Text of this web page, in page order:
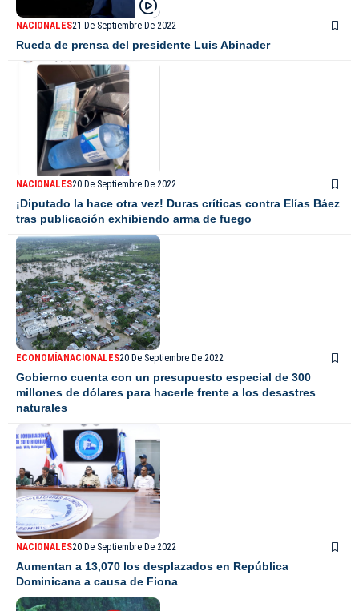
NACIONALES21 De Septiembre De 2022
Rueda de prensa del presidente Luis Abinader
NACIONALES20 De Septiembre De 2022
¡Diputado la hace otra vez! Duras críticas contra Elías Báez
tras publicación exhibiendo arma de fuego
ECONOMÍANACIONALES20 De Septiembre De 2022
Gobierno cuenta con un presupuesto especial de 300
millones de dólares para hacerle frente a los desastres
naturales
NACIONALES20 De Septiembre De 2022
Aumentan a 13,070 los desplazados en República
Dominicana a causa de Fiona